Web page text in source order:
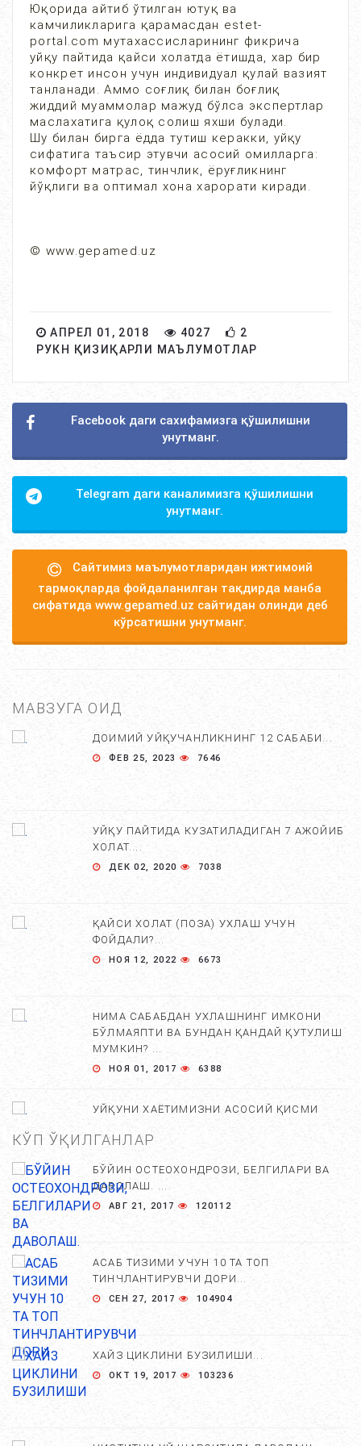
Юқорида айтиб ўтилган ютуқ ва
камчиликларига қарамасдан estet-
portal.com мутахассисларининг фикрича
уйқу пайтида қайси холатда ётишда, хар бир
конкрет инсон учун индивидуал қулай вазият
танланади. Аммо соғлиқ билан боғлиқ
жиддий муаммолар мажуд бўлса экспертлар
маслахатига қулоқ солиш яхши булади.
Шу билан бирга ёдда тутиш керакки, уйқу
сифатига таъсир этувчи асосий омилларга:
комфорт матрас, тинчлик, ёруғликнинг
йўқлиги ва оптимал хона харорати киради.
© www.gepamed.uz
АПРЕЛ 01, 2018 4027
2
РУКН ҚИЗИҚАРЛИ МАЪЛУМОТЛАР
Facebook даги сахифамизга қўшилишни
унутманг.
Telegram даги каналимизга қўшилишни
унутманг.
Сайтимиз маълумотларидан ижтимоий
тармоқларда фойдаланилган тақдирда манба
сифатида www.gepamed.uz сайтидан олинди деб
кўрсатишни унутманг.
МАВЗУГА ОИД
ДОИМИЙ УЙҚУЧАНЛИКНИНГ 12 САБАБИ...
ФЕВ 25, 2023 7646
УЙҚУ ПАЙТИДА КУЗАТИЛАДИГАН 7 АЖОЙИБ
ХОЛАТ....
ДЕК 02, 2020 7038
ҚАЙСИ ХОЛАТ (ПОЗА) УХЛАШ УЧУН
ФОЙДАЛИ?...
НОЯ 12, 2022 6673
НИМА САБАБДАН УХЛАШНИНГ ИМКОНИ
БЎЛМАЯПТИ ВА БУНДАН ҚАНДАЙ ҚУТУЛИШ
МУМКИН? ...
НОЯ 01, 2017 6388
УЙҚУНИ ХАЁТИМИЗНИ АСОСИЙ ҚИСМИ
СЕН 01, 2017
ДОИМИЙ УЙҚУ КЕЛИШИ НОРМАМИ?...
КАМ УХЛАЙДИГАН ОДАМЛАР БОШ МИЯСИДА
МАР 27, 2018
КЎП ЎҚИЛГАНЛАР
БЎЙИН ОСТЕОХОНДРОЗИ, БЕЛГИЛАРИ ВА
ДАВОЛАШ. ...
АВГ 21, 2017 120112
АСАБ ТИЗИМИ УЧУН 10 ТА ТОП
ТИНЧЛАНТИРУВЧИ ДОРИ...
СЕН 27, 2017 104904
ХАЙЗ ЦИКЛИНИ БУЗИЛИШИ...
ОКТ 19, 2017 103236